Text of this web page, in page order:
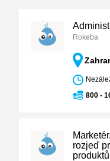
Rokeba
800 -
rozjeď
produktů